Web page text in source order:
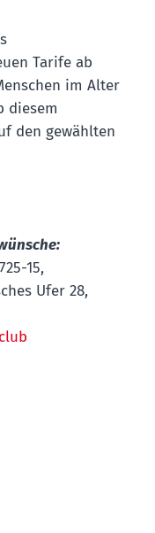
Tarife ab
im Alter
diesem
den gewählten
15,
Ufer 28,